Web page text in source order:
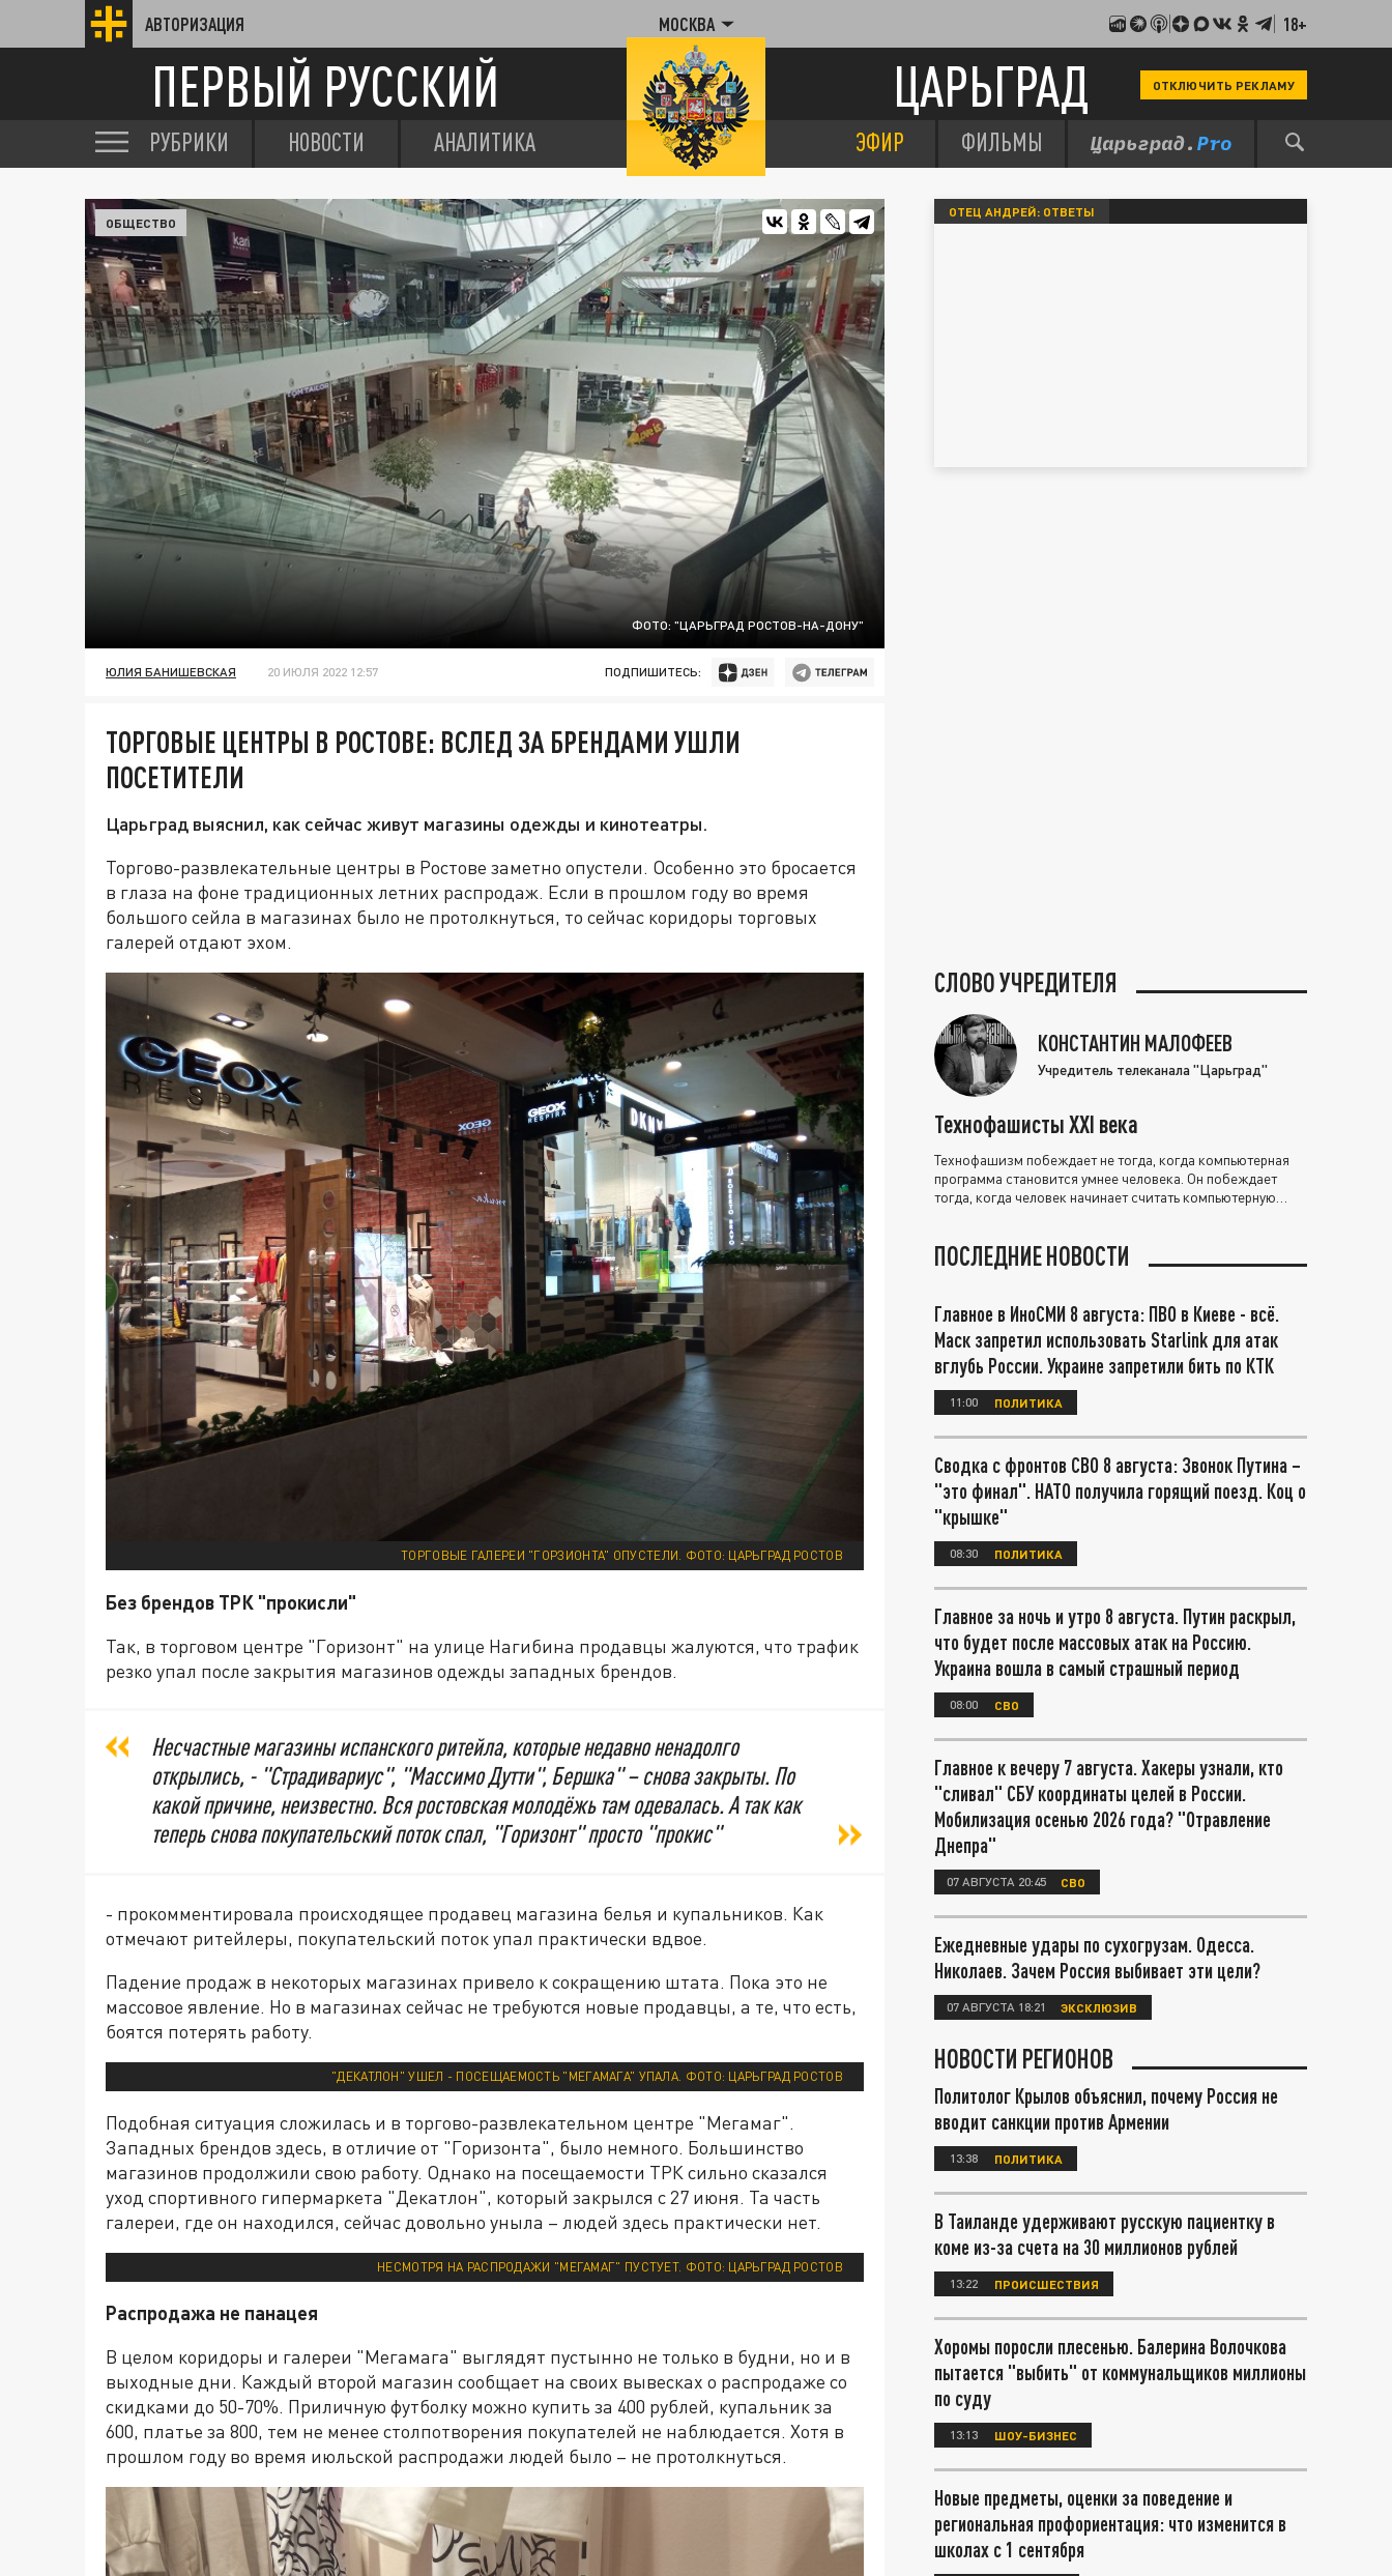
АВТОРИЗАЦИЯ МОСКВА 18+
ПЕРВЫЙ РУССКИЙ ЦАРЬГРАД ОТКЛЮЧИТЬ РЕКЛАМУ
РУБРИКИ НОВОСТИ АНАЛИТИКА ЭФИР ФИЛЬМЫ
ФОТО: "ЦАРЬГРАД РОСТОВ-НА-ДОНУ"
ОБЩЕСТВО
ЮЛИЯ БАНИШЕВСКАЯ 20 ИЮЛЯ 2022 12:57 ПОДПИШИТЕСЬ:
ТОРГОВЫЕ ЦЕНТРЫ В РОСТОВЕ: ВСЛЕД ЗА БРЕНДАМИ УШЛИ
ПОСЕТИТЕЛИ
Царьград выяснил, как сейчас живут магазины одежды и кинотеатры.
Торгово-развлекательные центры в Ростове заметно опустели. Особенно это бросается
в глаза на фоне традиционных летних распродаж. Если в прошлом году во время
большого сейла в магазинах было не протолкнуться, то сейчас коридоры торговых
галерей отдают эхом.
ТОРГОВЫЕ ГАЛЕРЕИ "ГОРЗИОНТА" ОПУСТЕЛИ. ФОТО: ЦАРЬГРАД РОСТОВ
Без брендов ТРК "прокисли"
Так, в торговом центре "Горизонт" на улице Нагибина продавцы жалуются, что трафик
резко упал после закрытия магазинов одежды западных брендов.
Несчастные магазины испанского ритейла, которые недавно ненадолго
открылись, - "Страдивариус", "Массимо Дутти", Бершка" – снова закрыты. По
какой причине, неизвестно. Вся ростовская молодёжь там одевалась. А так как
теперь снова покупательский поток спал, "Горизонт" просто "прокис"
- прокомментировала происходящее продавец магазина белья и купальников. Как
отмечают ритейлеры, покупательский поток упал практически вдвое.
Падение продаж в некоторых магазинах привело к сокращению штата. Пока это не
массовое явление. Но в магазинах сейчас не требуются новые продавцы, а те, что есть,
боятся потерять работу.
"ДЕКАТЛОН" УШЕЛ - ПОСЕЩАЕМОСТЬ "МЕГАМАГА" УПАЛА. ФОТО: ЦАРЬГРАД РОСТОВ
Подобная ситуация сложилась и в торгово-развлекательном центре "Мегамаг".
Западных брендов здесь, в отличие от "Горизонта", было немного. Большинство
магазинов продолжили свою работу. Однако на посещаемости ТРК сильно сказался
уход спортивного гипермаркета "Декатлон", который закрылся с 27 июня. Та часть
галереи, где он находился, сейчас довольно уныла – людей здесь практически нет.
НЕСМОТРЯ НА РАСПРОДАЖИ "МЕГАМАГ" ПУСТУЕТ. ФОТО: ЦАРЬГРАД РОСТОВ
Распродажа не панацея
В целом коридоры и галереи "Мегамага" выглядят пустынно не только в будни, но и в
выходные дни. Каждый второй магазин сообщает на своих вывесках о распродаже со
скидками до 50-70%. Приличную футболку можно купить за 400 рублей, купальник за
600, платье за 800, тем не менее столпотворения покупателей не наблюдается. Хотя в
прошлом году во время июльской распродажи людей было – не протолкнуться.
ОТЕЦ АНДРЕЙ: ОТВЕТЫ
СЛОВО УЧРЕДИТЕЛЯ
КОНСТАНТИН МАЛОФЕЕВ
Учредитель телеканала "Царьград"
Технофашисты XXI века
Технофашизм побеждает не тогда, когда компьютерная
программа становится умнее человека. Он побеждает
тогда, когда человек начинает считать компьютерную
ПОСЛЕДНИЕ НОВОСТИ
Главное в ИноСМИ 8 августа: ПВО в Киеве - всё.
Маск запретил использовать Starlink для атак
вглубь России. Украине запретили бить по КТК
11:00 ПОЛИТИКА
Сводка с фронтов СВО 8 августа: Звонок Путина –
"это финал". НАТО получила горящий поезд. Коц о
"крышке"
08:30 ПОЛИТИКА
Главное за ночь и утро 8 августа. Путин раскрыл,
что будет после массовых атак на Россию.
Украина вошла в самый страшный период
08:00 СВО
Главное к вечеру 7 августа. Хакеры узнали, кто
"сливал" СБУ координаты целей в России.
Мобилизация осенью 2026 года? "Отравление
Днепра"
07 АВГУСТА 20:45 СВО
Ежедневные удары по сухогрузам. Одесса.
Николаев. Зачем Россия выбивает эти цели?
07 АВГУСТА 18:21 ЭКСКЛЮЗИВ
НОВОСТИ РЕГИОНОВ
Политолог Крылов объяснил, почему Россия не
вводит санкции против Армении
13:38 ПОЛИТИКА
В Таиланде удерживают русскую пациентку в
коме из-за счета на 30 миллионов рублей
13:22 ПРОИСШЕСТВИЯ
Хоромы поросли плесенью. Балерина Волочкова
пытается "выбить" от коммунальщиков миллионы
по суду
13:13 ШОУ-БИЗНЕС
Новые предметы, оценки за поведение и
региональная профориентация: что изменится в
школах с 1 сентября